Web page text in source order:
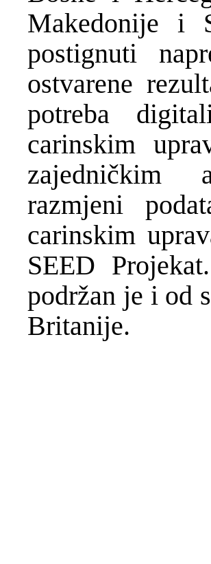
Makedonije i
postignuti
ostvarene
potreba
carinskim
zajedničkim
razmjeni
carinskim
SEED
podržan je i od
Britanije.